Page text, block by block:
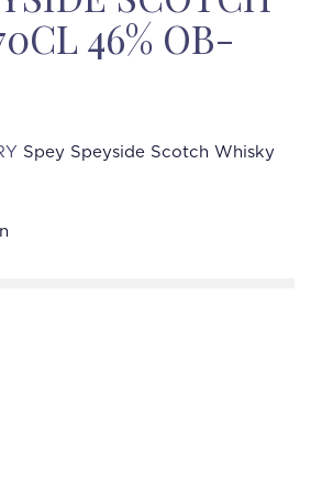
46% OB-
Spey Speyside Scotch Whisky